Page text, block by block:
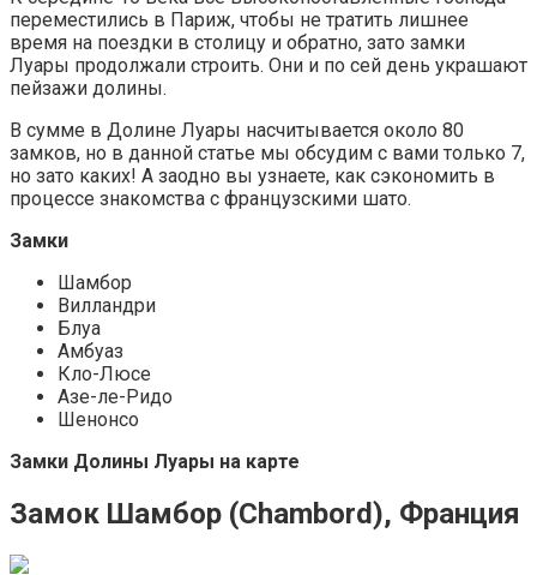
переместились в Париж, чтобы не тратить лишнее
время на поездки в столицу и обратно, зато замки
Луары продолжали строить. Они и по сей день украшают
пейзажи долины.
В сумме в Долине Луары насчитывается около 80
замков, но в данной статье мы обсудим с вами только 7,
но зато каких! А заодно вы узнаете, как сэкономить в
процессе знакомства с французскими шато.
Замки
Шамбор
Вилландри
Блуа
Амбуаз
Кло-Люсе
Азе-ле-Ридо
Шенонсо
Замки Долины Луары на карте
Замок Шамбор (Chambord), Франция